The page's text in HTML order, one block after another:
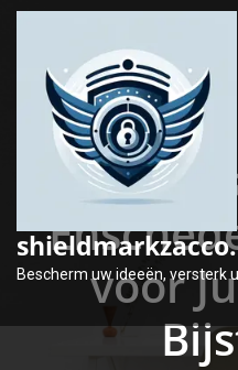
inhoud
Bescherm uw ideeën, versterk
Het
voor